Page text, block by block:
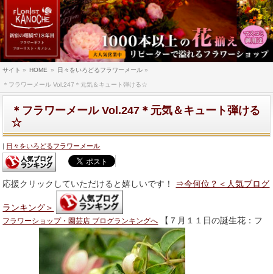
サイト » HOME » 日々をいろどるフラワーメール »
＊フラワーメール Vol.247＊元気＆キュート弾ける☆
＊フラワーメール Vol.247＊元気＆キュート弾ける
☆
日々をいろどるフラワーメール
応援クリックしていただけると嬉しいです！ ⇒今何位？＜人気ブログ
ランキング＞
フラワーショップ・園芸店 ブログランキングへ 【７月１１日の誕生花：フ